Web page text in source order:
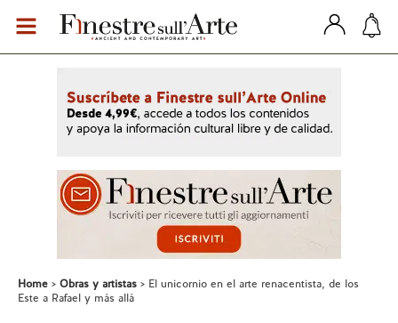
Home Obras y artistas
El unicornio en el arte renacentista, de los
Este a Rafael y más allá